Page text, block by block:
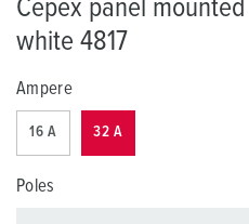
Cepex panel
white 4817
Ampere
16 A 32 A
Poles